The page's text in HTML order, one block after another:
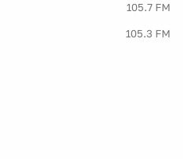
105.7 FM
105.3 FM